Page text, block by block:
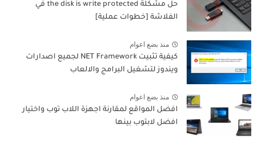
حل مشكلة the disk is write protected في
الفلاشة [خطوات عملية]
منذ بضع اعوام
كيفية تثبيت NET Framework لجميع اصدارات
ويندوز لتشغيل البرامج والالعاب
منذ بضع اعوام
افضل المواقع لمقارنة اجهزة اللاب توب واختيار
افضل لابتوب بينها